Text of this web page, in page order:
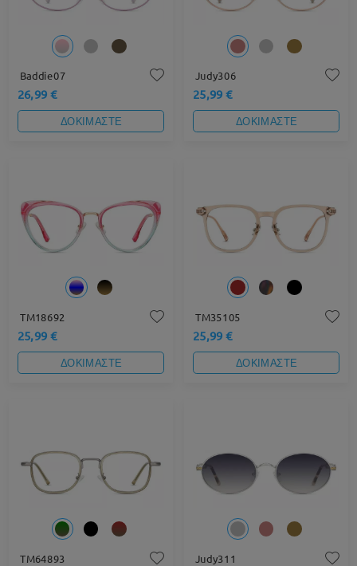
Baddie07
26,99 €
ΔΟΚΙΜΑΣΤΕ
Judy306
25,99 €
ΔΟΚΙΜΑΣΤΕ
TM18692
25,99 €
ΔΟΚΙΜΑΣΤΕ
TM35105
25,99 €
ΔΟΚΙΜΑΣΤΕ
TM64893 Judy311